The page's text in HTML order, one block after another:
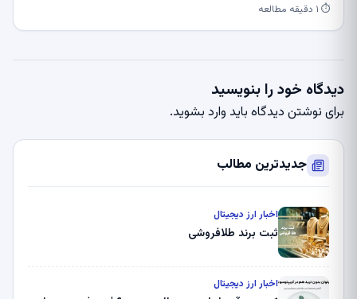
⏱ ۱ دقیقه مطالعه
دیدگاه خود را بنویسید
برای نوشتن دیدگاه باید وارد بشوید.
جدیدترین مطالب
اخبار ارز دیجیتال
ثبت برند طلافروشی
اخبار ارز دیجیتال